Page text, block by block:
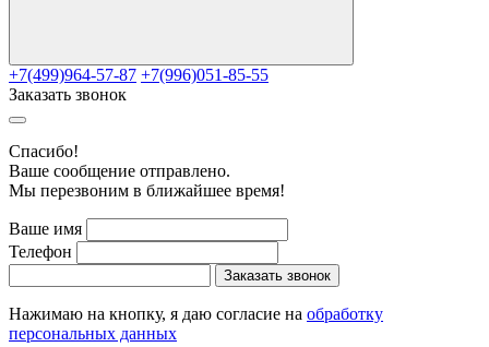
+7(499)964-57-87 +7(996)051-85-55
Заказать звонок
Cпасибо!
Ваше сообщение отправлено.
Мы перезвоним в ближайшее время!
Ваше имя
Телефон
Заказать звонок
Нажимаю на кнопку, я даю согласие на обработку
персональных данных